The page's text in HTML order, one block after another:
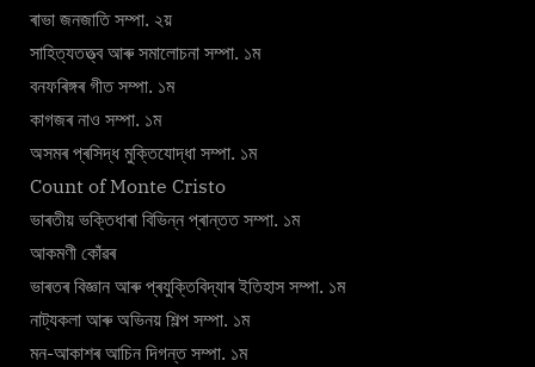
ৰাভা জনজাতি সম্পা. ২য়
সাহিত্যতত্ত্ব আৰু সমালোচনা সম্পা. ১ম
বনফৰিঙ্গৰ গীত সম্পা. ১ম
কাগজৰ নাও সম্পা. ১ম
অসমৰ প্ৰসিদ্ধ মুক্তিযোদ্ধা সম্পা. ১ম
Count of Monte Cristo
ভাৰতীয় ভক্তিধাৰা বিভিন্ন প্ৰান্তত সম্পা. ১ম
আকমণী কোঁৱৰ
ভাৰতৰ বিজ্ঞান আৰু প্ৰযুক্তিবিদ্যাৰ ইতিহাস সম্পা. ১ম
নাট্যকলা আৰু অভিনয় শিল্প সম্পা. ১ম
মন-আকাশৰ আচিন দিগন্ত সম্পা. ১ম